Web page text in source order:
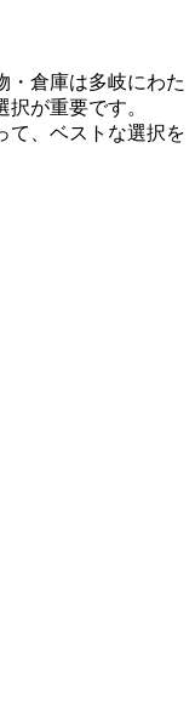
・倉庫は多岐にわた
が重要です。
て、ベストな選択を